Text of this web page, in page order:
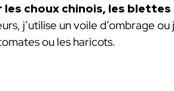
choux chinois, les blettes
j’utilise un voile d’ombrage ou
ou les haricots.